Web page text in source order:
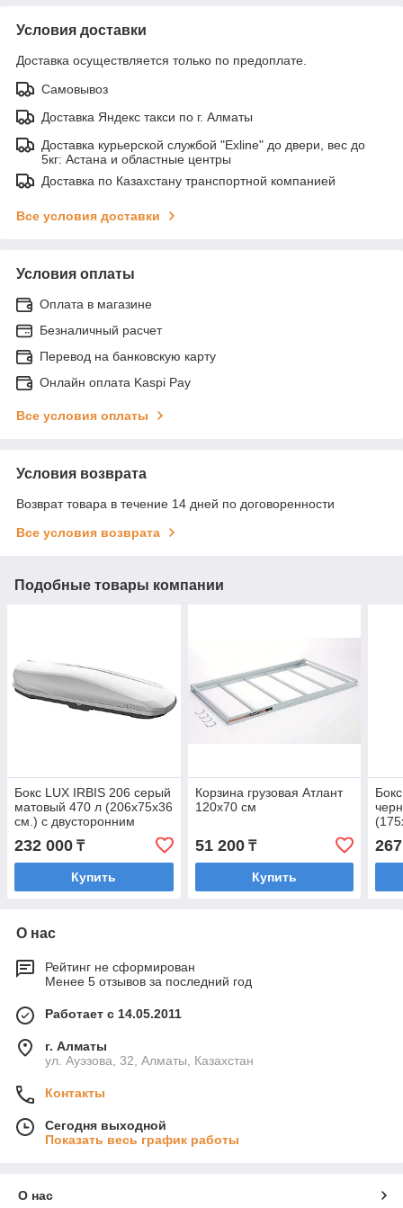
Условия доставки
Доставка осуществляется только по предоплате.
Самовывоз
Доставка Яндекс такси по г. Алматы
Доставка курьерской службой "Exline" до двери, вес до
5кг: Астана и областные центры
Доставка по Казахстану транспортной компанией
Все условия доставки
Условия оплаты
Оплата в магазине
Безналичный расчет
Перевод на банковскую карту
Онлайн оплата Kaspi Pay
Все условия оплаты
Условия возврата
Возврат товара в течение 14 дней по договоренности
Все условия возврата
Подобные товары компании
Бокс LUX IRBIS 206 серый
матовый 470 л (206х75х36
см.) с двусторонним
открыванием
232 000 ₸
Купить
Корзина грузовая Атлант
120х70 см
51 200₸
Купить
О нас
Рейтинг не сформирован
Менее 5 отзывов за последний год
Работает с 14.05.2011
г. Алматы
ул. Ауэзова, 32, Алматы, Казахстан
Контакты
Сегодня выходной
Показать весь график работы
О нас